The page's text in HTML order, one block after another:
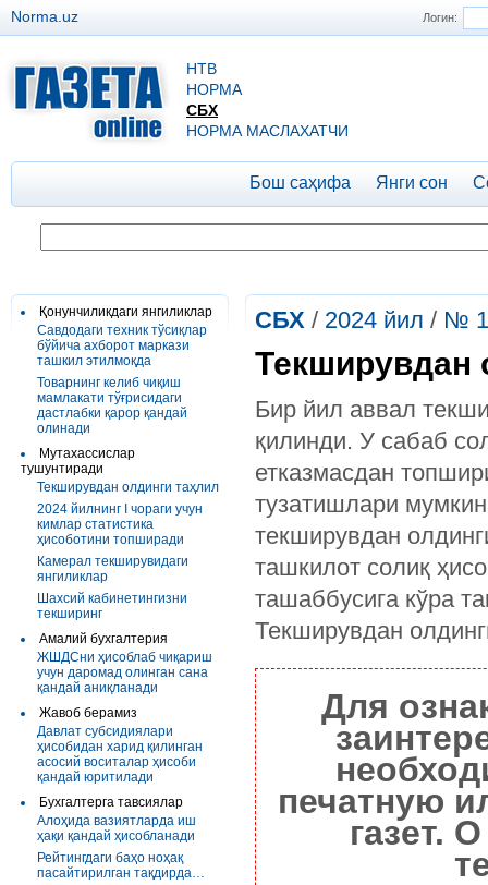
Логин:
Norma.uz
НТВ
НОРМА
СБХ
НОРМА МАСЛАХАТЧИ
Бош саҳифа Янги сон
Қонунчиликдаги янгиликлар
Савдодаги техник тўсиқлар
бўйича ахборот маркази
ташкил этилмоқда
Товарнинг келиб чиқиш
мамлакати тўғрисидаги
дастлабки қарор қандай
олинади
Мутахассислар
тушунтиради
Текширувдан олдинги таҳлил
2024 йилнинг I чораги учун
кимлар статистика
ҳисоботини топширади
Камерал текширувидаги
янгиликлар
Шахсий кабинетингизни
текширинг
Амалий бухгалтерия
ЖШДСни ҳисоблаб чиқариш
учун даромад олинган сана
қандай аниқланади
Жавоб берамиз
Давлат субсидиялари
ҳисобидан харид қилинган
асосий воситалар ҳисоби
қандай юритилади
Бухгалтерга тавсиялар
Алоҳида вазиятларда иш
ҳақи қандай ҳисобланади
Рейтингдаги баҳо ноҳақ
пасайтирилган тақдирда…
СБХ / 2024 йил / №
Текширувдан
Бир йил аввал
қилинди. У сабаб
етказмасдан
тузатишлари
текширувдан
ташкилот солиқ
ташаббусига кўра
Текширувдан
Для
печатную
газет.